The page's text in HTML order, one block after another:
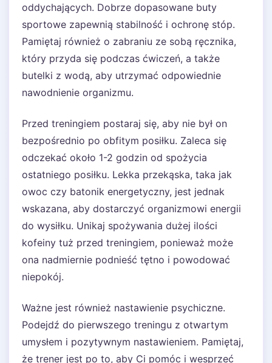
oddychających. Dobrze dopasowane buty
sportowe zapewnią stabilność i ochronę stóp.
Pamiętaj również o zabraniu ze sobą ręcznika,
który przyda się podczas ćwiczeń, a także
butelki z wodą, aby utrzymać odpowiednie
nawodnienie organizmu.
Przed treningiem postaraj się, aby nie był on
bezpośrednio po obfitym posiłku. Zaleca się
odczekać około 1-2 godzin od spożycia
ostatniego posiłku. Lekka przekąska, taka jak
owoc czy batonik energetyczny, jest jednak
wskazana, aby dostarczyć organizmowi energii
do wysiłku. Unikaj spożywania dużej ilości
kofeiny tuż przed treningiem, ponieważ może
ona nadmiernie podnieść tętno i powodować
niepokój.
Ważne jest również nastawienie psychiczne.
Podejdź do pierwszego treningu z otwartym
umysłem i pozytywnym nastawieniem. Pamiętaj,
że trener jest po to, aby Ci pomóc i wesprzeć